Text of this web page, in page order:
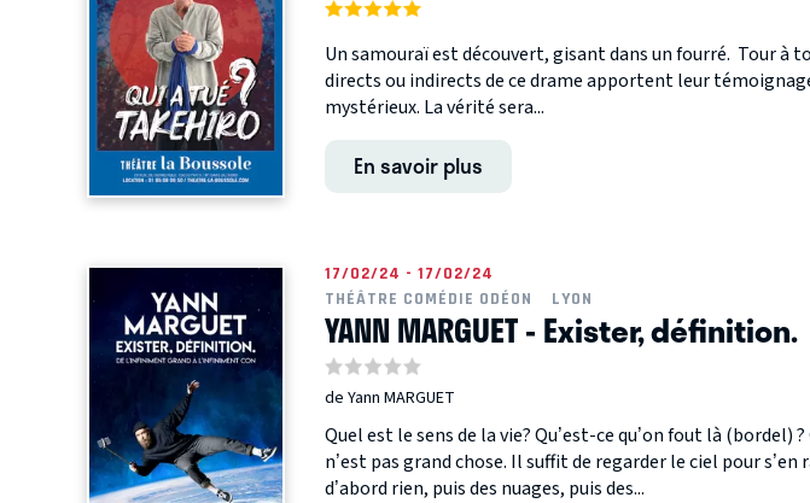
Un samouraï est découvert, gisant dans un fourré. Tour à
directs ou indirects de ce drame apportent leur
mystérieux. La vérité sera...
En savoir plus
17/02/24 - 17/02/24
THÉÂTRE COMÉDIE ODÉON
LYON
YANN MARGUET - Exister, définition.
de Yann MARGUET
Quel est le sens de la vie? Qu’est-ce qu’on fout là (bordel)
n’est pas grand chose. Il suffit de regarder le ciel pour s’en
d’abord rien, puis des nuages, puis des...